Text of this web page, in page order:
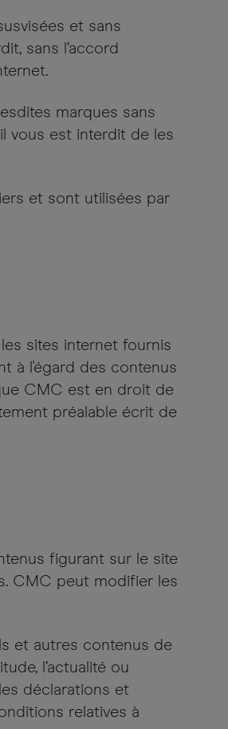
et sans
sans l’accord
marques sans
vous est interdit de les
et sont utilisées par
sites internet fournis
à l'égard des contenus
CMC est en droit de
préalable écrit de
figurant sur le site
CMC peut modifier les
et autres contenus de
l’actualité ou
déclarations et
relatives à